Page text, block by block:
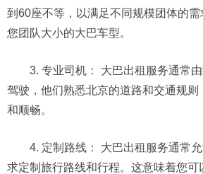
到60座不等，以满足不同规模团体的
您团队大小的大巴车型。
3. 专业司机： 大巴出租服务通常由
驾驶，他们熟悉北京的道路和交通规则
和顺畅。
4. 定制路线： 大巴出租服务通常允
求定制旅行路线和行程。这意味着您可